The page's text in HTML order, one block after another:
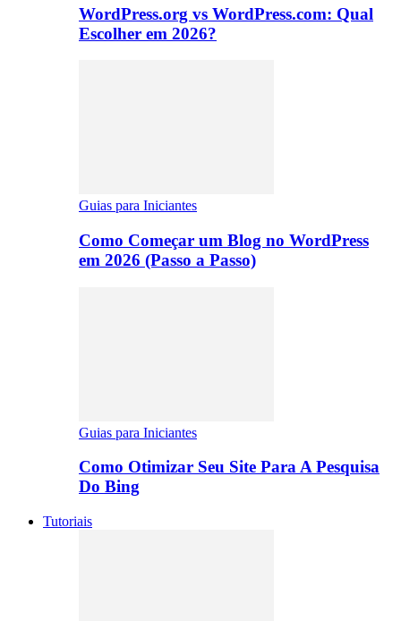
WordPress.org vs WordPress.com: Qual
Escolher em 2026?
Guias para Iniciantes
Como Começar um Blog no WordPress
em 2026 (Passo a Passo)
Guias para Iniciantes
Como Otimizar Seu Site Para A Pesquisa
Do Bing
Tutoriais